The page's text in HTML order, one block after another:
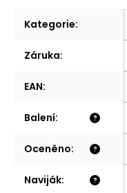
Kategorie:
Záruka:
EAN:
?
Balení:
?
Oceněno:
?
Naviják: